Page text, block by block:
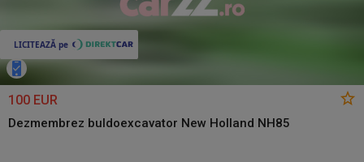
100 EUR
Dezmembrez buldoexcavator New Holland NH85